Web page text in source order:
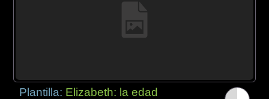
Plantilla: Elizabeth: la edad